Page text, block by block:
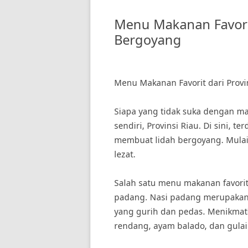
Menu Makanan
Bergoyang
Menu Makanan Favorit dari
Siapa yang tidak suka dengan
sendiri, Provinsi Riau. Di sini,
membuat lidah bergoyang.
lezat.
Salah satu menu makanan
padang. Nasi padang
yang gurih dan pedas.
rendang, ayam balado, dan